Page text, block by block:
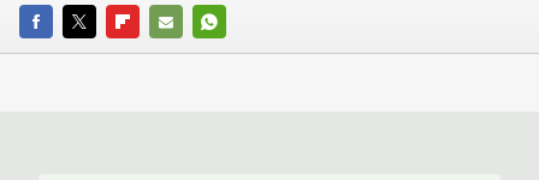
FACEBOOK
TWITTERFLIPBOARD
E-
WHATSAPP